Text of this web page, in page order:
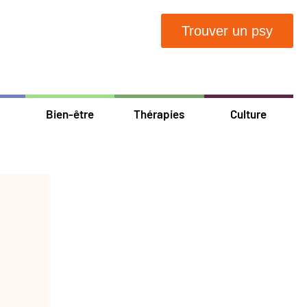
Trouver un psy
Bien-être Thérapies Culture